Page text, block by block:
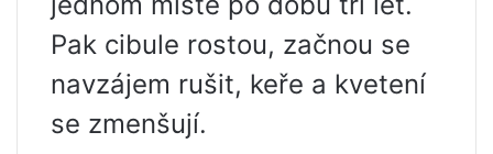
Pak cibule rostou, začnou se
navzájem rušit, keře a kvetení
se zmenšují.